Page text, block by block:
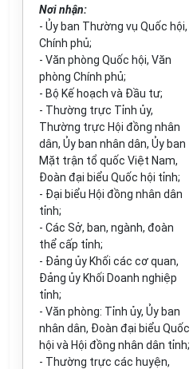
Nơi nhận:
- Ủy ban Thường vụ Quốc hội,
Chính phủ;
- Văn phòng Quốc hội, Văn
phòng Chính phủ;
- Bộ Kế hoạch và Đầu tư;
- Thường trực Tỉnh ủy,
Thường trực Hội đồng nhân
dân, Ủy ban nhân dân, Ủy ban
Mặt trận tổ quốc Việt Nam,
Đoàn đại biểu Quốc hội tỉnh;
- Đại biểu Hội đồng nhân dân
tỉnh;
- Các Sở, ban, ngành, đoàn
thể cấp tỉnh;
- Đảng ủy Khối các cơ quan,
Đảng ủy Khối Doanh nghiệp
tỉnh;
- Văn phòng: Tỉnh ủy, Ủy ban
nhân dân, Đoàn đại biểu Quốc
hội và Hội đồng nhân dân tỉnh;
- Thường trực các huyện,